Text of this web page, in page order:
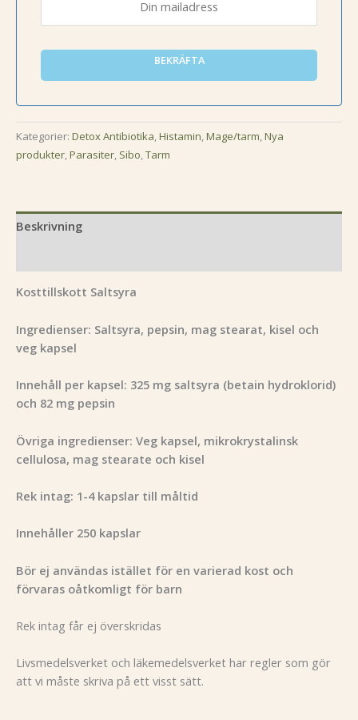
BEKRÄFTA
Kategorier: Detox Antibiotika,Histamin,Mage/tarm,Nya
produkter,Parasiter, Sibo,Tarm
Beskrivning
Kosttillskott Saltsyra
Ingredienser: Saltsyra, pepsin, mag stearat, kisel och
veg kapsel
Innehåll per kapsel: 325 mg saltsyra (betain hydroklorid)
och 82 mg pepsin
Övriga ingredienser: Veg kapsel, mikrokrystalinsk
cellulosa, mag stearate och kisel
Rek intag: 1-4 kapslar till måltid
Innehåller 250 kapslar
Bör ej användas istället för en varierad kost och
förvaras oåtkomligt för barn
Rek intag får ej överskridas
Livsmedelsverket och läkemedelsverket har regler som gör
att vi måste skriva på ett visst sätt.